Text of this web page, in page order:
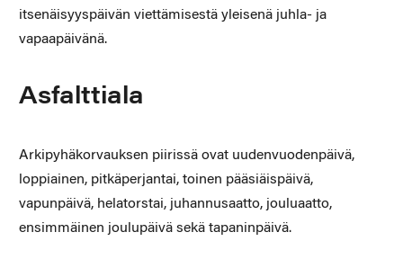
itsenäisyyspäivän viettämisestä yleisenä juhla- ja
vapaapäivänä.
Asfalttiala
Arkipyhäkorvauksen piirissä ovat uudenvuodenpäivä,
loppiainen, pitkäperjantai, toinen pääsiäispäivä,
vapunpäivä, helatorstai, juhannusaatto, jouluaatto,
ensimmäinen joulupäivä sekä tapaninpäivä.